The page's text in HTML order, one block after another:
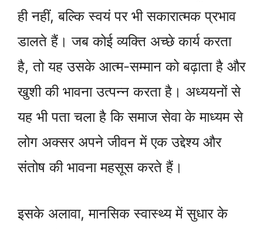
ही नहीं, बल्कि स्वयं पर भी सकारात्मक प्रभाव
डालते हैं। जब कोई व्यक्ति अच्छे कार्य करता
है, तो यह उसके आत्म-सम्मान को बढ़ाता है और
खुशी की भावना उत्पन्न करता है। अध्ययनों से
यह भी पता चला है कि समाज सेवा के माध्यम से
लोग अक्सर अपने जीवन में एक उद्देश्य और
संतोष की भावना महसूस करते हैं।
इसके अलावा, मानसिक स्वास्थ्य में सुधार के